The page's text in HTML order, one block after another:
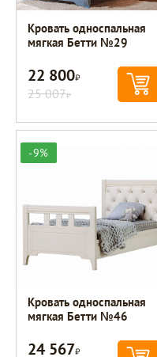
Кровать односпальная
мягкая Бетти №29
22 800Р
25 007Р
-9%
Кровать односпальная
мягкая Бетти №46
24 567Р